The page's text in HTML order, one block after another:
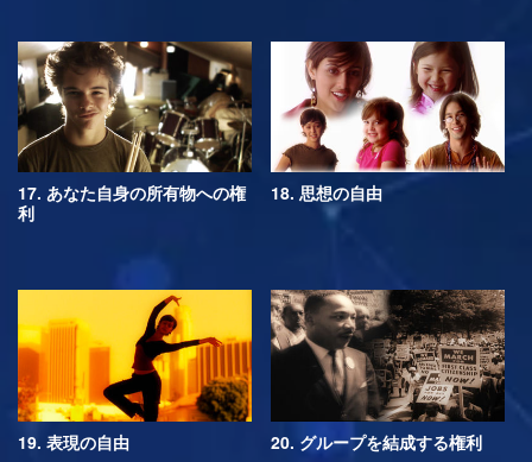
17. あなた自身の所有物への権
利
18. 思想の自由
19. 表現の自由 20. グループを結成する権利